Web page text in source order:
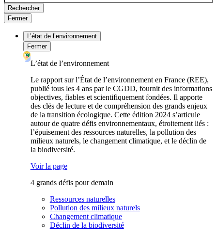
Rechercher
Fermer
L’état de l’environnement
Fermer
L’état de l’environnement
Le rapport sur l’État de l’environnement en France (REE),
publié tous les 4 ans par le CGDD, fournit des informations
objectives, fiables et scientifiquement fondées. Il apporte
des clés de lecture et de compréhension des grands enjeux
de la transition écologique. Cette édition 2024 s’articule
autour de quatre défis environnementaux, étroitement liés :
l’épuisement des ressources naturelles, la pollution des
milieux naturels, le changement climatique, et le déclin de
la biodiversité.
Voir la page
4 grands défis pour demain
Ressources naturelles
Pollution des milieux naturels
Changement climatique
Déclin de la biodiversité